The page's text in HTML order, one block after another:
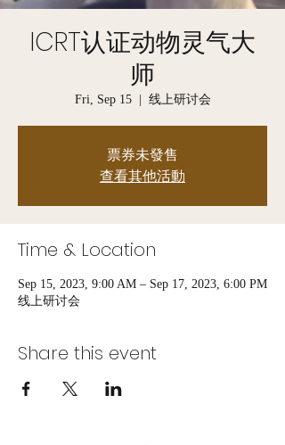
ICRT认证动物灵气大
师
Fri, Sep 15
  |
线上研讨会
票券未發售
查看其他活動
Time & Location
Sep 15, 2023, 9:00 AM – Sep 17, 2023, 6:00 PM
线上研讨会
Share this event